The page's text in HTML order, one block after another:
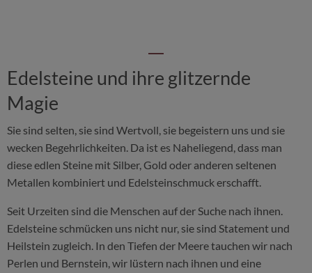
Edelsteine und ihre glitzernde
Magie
Sie sind selten, sie sind Wertvoll, sie begeistern uns und sie
wecken Begehrlichkeiten. Da ist es Naheliegend, dass man
diese edlen Steine mit Silber, Gold oder anderen seltenen
Metallen kombiniert und Edelsteinschmuck erschafft.
Seit Urzeiten sind die Menschen auf der Suche nach ihnen.
Edelsteine schmücken uns nicht nur, sie sind Statement und
Heilstein zugleich. In den Tiefen der Meere tauchen wir nach
Perlen und Bernstein, wir lüstern nach ihnen und eine